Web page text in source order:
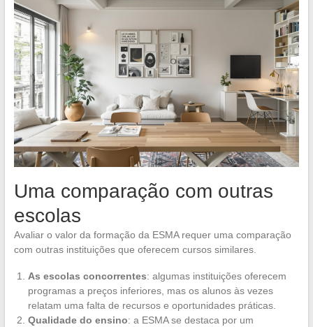
Uma comparação com outras
escolas
Avaliar o valor da formação da ESMA requer uma comparação
com outras instituições que oferecem cursos similares.
As escolas concorrentes: algumas instituições oferecem
programas a preços inferiores, mas os alunos às vezes
relatam uma falta de recursos e oportunidades práticas.
Qualidade do ensino: a ESMA se destaca por um